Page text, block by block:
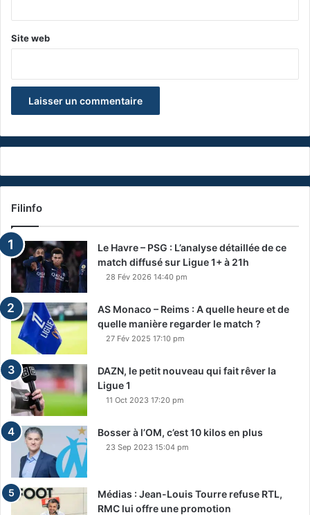
Site web
Filinfo
Le Havre – PSG : L’analyse détaillée de ce
match diffusé sur Ligue 1+ à 21h
28 Fév 2026 14:40 pm
AS Monaco – Reims : A quelle heure et de
quelle manière regarder le match ?
27 Fév 2025 17:10 pm
DAZN, le petit nouveau qui fait rêver la
Ligue 1
11 Oct 2023 17:20 pm
Bosser à l’OM, c’est 10 kilos en plus
23 Sep 2023 15:04 pm
Médias : Jean-Louis Tourre refuse RTL,
RMC lui offre une promotion